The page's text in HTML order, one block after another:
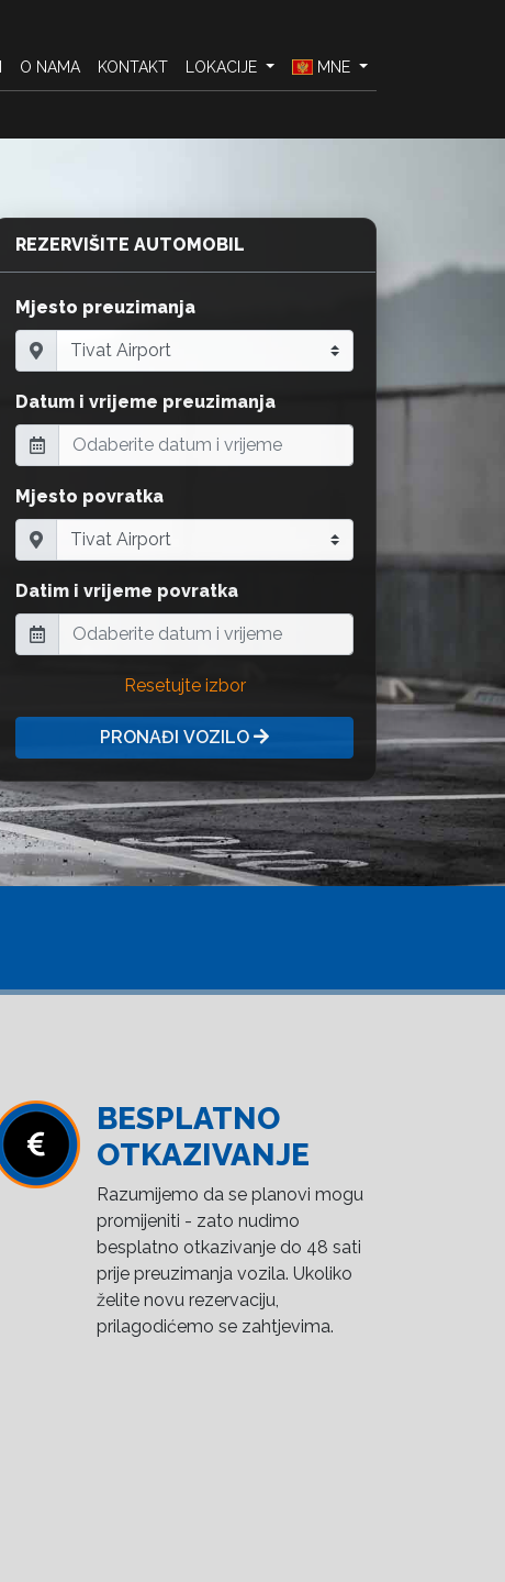
O NAMA KONTAKT LOKACIJE MNE
REZERVIŠITE AUTOMOBIL
Mjesto preuzimanja
Datum i vrijeme preuzimanja
Mjesto povratka
Datim i vrijeme povratka
Resetujte izbor
PRONAĐI VOZILO
BESPLATNO
OTKAZIVANJE
Razumijemo da se planovi mogu
promijeniti - zato nudimo
besplatno otkazivanje do 48 sati
prije preuzimanja vozila. Ukoliko
želite novu rezervaciju,
prilagodićemo se zahtjevima.